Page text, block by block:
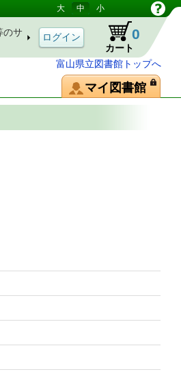
大 中 小
のサ
カート
0
富山県立図書館トップへ
マイ図書館